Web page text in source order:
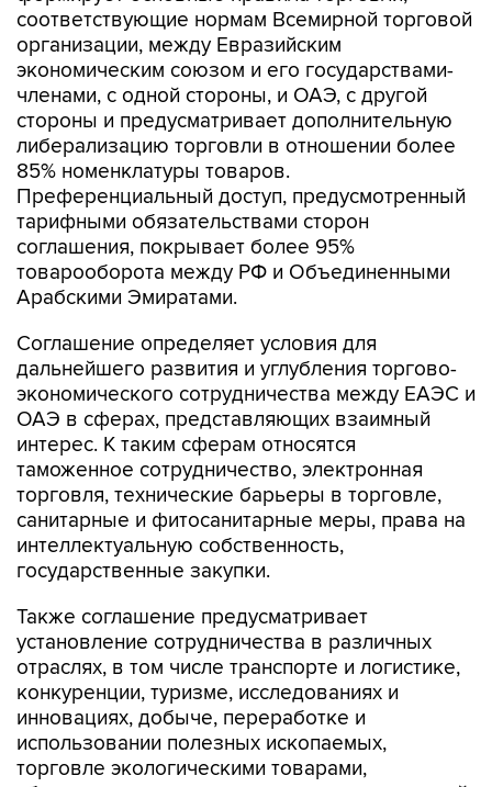
экономическим союзом и его государствами-
членами, с одной стороны, и ОАЭ, с другой
стороны и предусматривает дополнительную
либерализацию торговли в отношении более
85% номенклатуры товаров.
Преференциальный доступ, предусмотренный
тарифными обязательствами сторон
соглашения, покрывает более 95%
товарооборота между РФ и Объединенными
Арабскими Эмиратами.
Соглашение определяет условия для
экономического сотрудничества между ЕАЭС и
ОАЭ в сферах, представляющих взаимный
интерес. К таким сферам относятся
таможенное сотрудничество, электронная
торговля, технические барьеры в торговле,
санитарные и фитосанитарные меры, права на
интеллектуальную собственность,
государственные закупки.
Также соглашение предусматривает
отраслях, в том числе транспорте и логистике,
конкуренции, туризме, исследованиях и
инновациях, добыче, переработке и
использовании полезных ископаемых,
торговле экологическими товарами,
сближении стандартов в отношении халяльной
продукции.